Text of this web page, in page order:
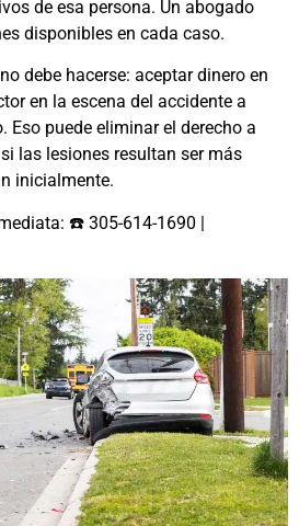
de esa persona. Un abogado
disponibles en cada caso.
debe hacerse: aceptar dinero en
en la escena del accidente a
Eso puede eliminar el derecho a
las lesiones resultan ser más
inicialmente.
☎️ 305-614-1690 |